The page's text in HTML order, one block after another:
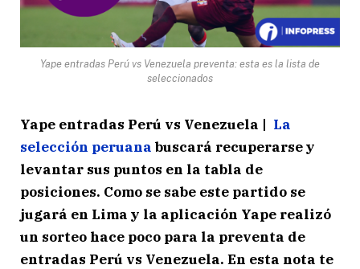
Yape entradas Perú vs Venezuela preventa: esta es la lista de
seleccionados
Yape entradas Perú vs Venezuela | La
selección peruana buscará recuperarse y
levantar sus puntos en la tabla de
posiciones. Como se sabe este partido se
jugará en Lima y la aplicación Yape realizó
un sorteo hace poco para la preventa de
entradas Perú vs Venezuela. En esta nota te